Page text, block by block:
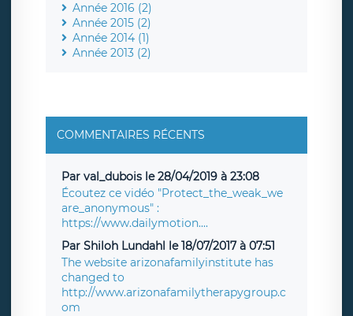
Année 2016 (2)
Année 2015 (2)
Année 2014 (1)
Année 2013 (2)
COMMENTAIRES RÉCENTS
Par val_dubois le 28/04/2019 à 23:08
Écoutez ce vidéo "Protect_the_weak_we
are_anonymous" :
https://www.dailymotion....
Par Shiloh Lundahl le 18/07/2017 à 07:51
The website arizonafamilyinstitute has
changed to
http://www.arizonafamilytherapygroup.c
om